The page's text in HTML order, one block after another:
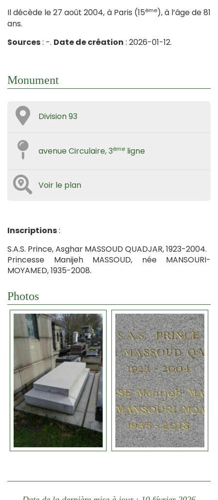
Il décède le 27 août 2004, à Paris (15ème), à l’âge de 81
ans.
Sources: -. Date de création : 2026-01-12.
Monument
Division 93
avenue Circulaire, 3ème ligne
Voir le plan
Inscriptions:
S.A.S. Prince, Asghar MASSOUD QUADJAR, 1923-2004.
Princesse Manijeh MASSOUD, née MANSOURI-
MOYAMED, 1935-2008.
Photos